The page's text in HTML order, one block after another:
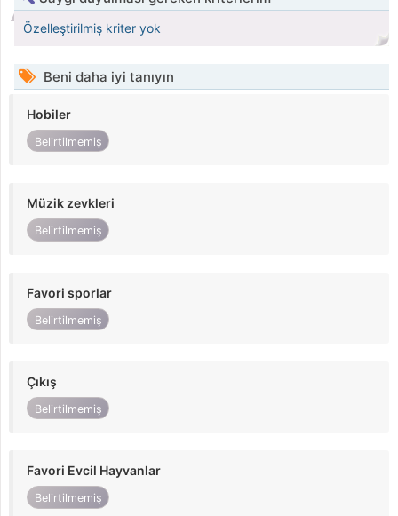
Özelleştirilmiş kriter yok
Beni daha iyi tanıyın
Hobiler
Belirtilmemiş
Müzik zevkleri
Belirtilmemiş
Favori sporlar
Belirtilmemiş
Çıkış
Belirtilmemiş
Favori Evcil Hayvanlar
Belirtilmemiş